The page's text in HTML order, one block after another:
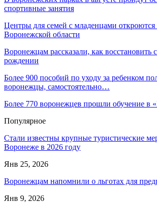
спортивные занятия
Центры для семей с младенцами откроются
Воронежской области
Воронежцам рассказали, как восстановить
рождении
Более 900 пособий по уходу за ребенком
воронежцы, самостоятельно…
Более 770 воронежцев прошли обучение в
Популярное
Стали известны крупные туристические
Воронеже в 2026 году
Янв 25, 2026
Воронежцам напомнили о льготах для
Янв 9, 2026